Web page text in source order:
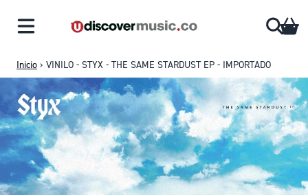
Inicio › VINILO - STYX - THE SAME STARDUST EP - IMPORTADO